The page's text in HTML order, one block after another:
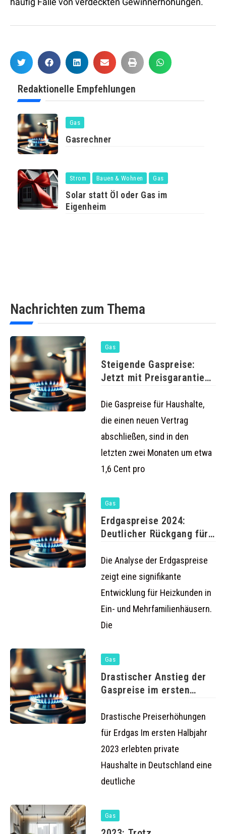
Redaktionelle Empfehlungen
Gas
Gasrechner
Strom Bauen & Wohnen Gas
Solar statt Öl oder Gas im
Eigenheim
Nachrichten zum Thema
Gas
Steigende Gaspreise:
Jetzt mit Preisgarantie
Die Gaspreise für Haushalte,
die einen neuen Vertrag
abschließen, sind in den
letzten zwei Monaten um etwa
1,6 Cent pro
Gas
Erdgaspreise 2024:
Deutlicher Rückgang für
Die Analyse der Erdgaspreise
zeigt eine signifikante
Entwicklung für Heizkunden in
Ein- und Mehrfamilienhäusern.
Die
Gas
Drastischer Anstieg der
Gaspreise im ersten
Drastische Preiserhöhungen
für Erdgas Im ersten Halbjahr
2023 erlebten private
Haushalte in Deutschland eine
deutliche
Gas